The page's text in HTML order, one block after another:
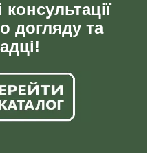
догляду та